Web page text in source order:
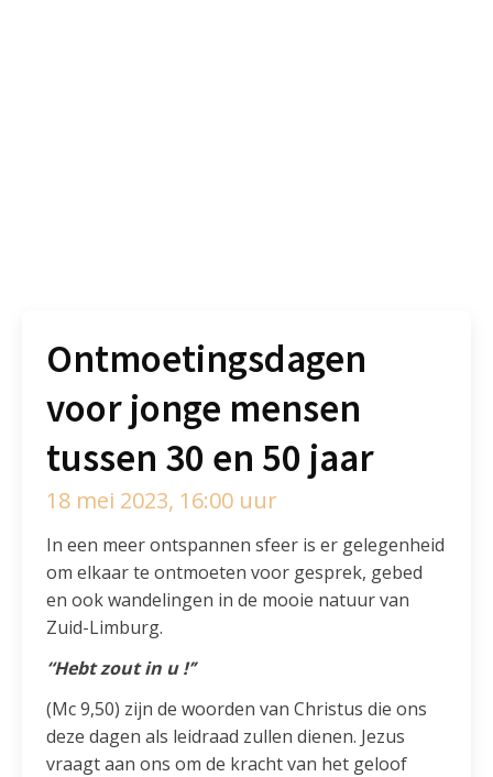
Ontmoetingsdagen
voor jonge mensen
tussen 30 en 50 jaar
18 mei 2023, 16:00 uur
In een meer ontspannen sfeer is er gelegenheid
om elkaar te ontmoeten voor gesprek, gebed
en ook wandelingen in de mooie natuur van
Zuid-Limburg.
“Hebt zout in u !’’
(Mc 9,50) zijn de woorden van Christus die ons
deze dagen als leidraad zullen dienen. Jezus
vraagt aan ons om de kracht van het geloof